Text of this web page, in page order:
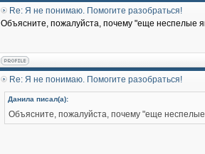
Re: Я не понимаю. Помогите разобраться!
Объясните, пожалуйста, почему "еще неспелые
Re: Я не понимаю. Помогите разобраться!
Данила писал(а):
Объясните, пожалуйста, почему "еще